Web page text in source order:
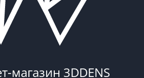
магазин 3DDENS